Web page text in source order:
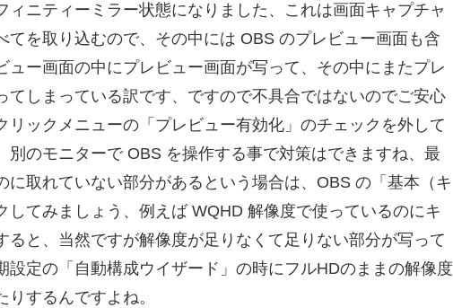
ィニティーミラー状態になりました、これは画面キャプチャ
てを取り込むので、その中には OBS のプレビュー画面も含
ュー画面の中にプレビュー画面が写って、その中にまたプレ
てしまっている訳です、ですので不具合ではないのでご安心
リックメニューの「プレビュー有効化」のチェックを外して
のモニターで OBS を操作する事で対策はできますね、最
取れていない部分があるという場合は、OBS の「基本（キ
してみましょう、例えば WQHD 解像度で使っているのにキ
ると、当然ですが解像度が足りなくて足りない部分が写って
設定の「自動構成ウイザード」の時にフルHDのままの解像度
するんですよね。